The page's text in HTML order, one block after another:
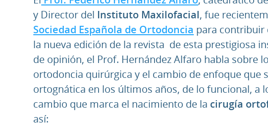
y Director del Instituto Maxilofacial, fue
Sociedad Española de Ortodoncia para contribuir
la nueva edición de la revista de esta prestigiosa
de opinión, el Prof. Hernández Alfaro habla sobre
ortodoncia quirúrgica y el cambio de enfoque que
ortognática en los últimos años, de lo funcional, a
cambio que marca el nacimiento de la cirugía
así: